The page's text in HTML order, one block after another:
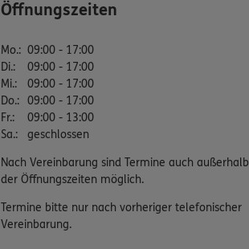
Öffnungszeiten
Mo.: 09:00 - 17:00
Di.:
09:00 - 17:00
Mi.:
09:00 - 17:00
Do.: 09:00 - 17:00
Fr.:
09:00 - 13:00
Sa.: geschlossen
Nach Vereinbarung sind Termine auch außerhalb
der Öffnungszeiten möglich.
Termine bitte nur nach vorheriger telefonischer
Vereinbarung.